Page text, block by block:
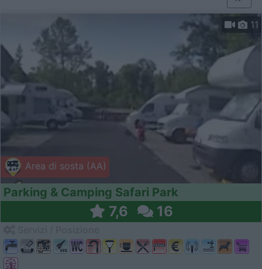
Area di sosta (AA)
11
Parking & Camping Safari Park
7,6 16